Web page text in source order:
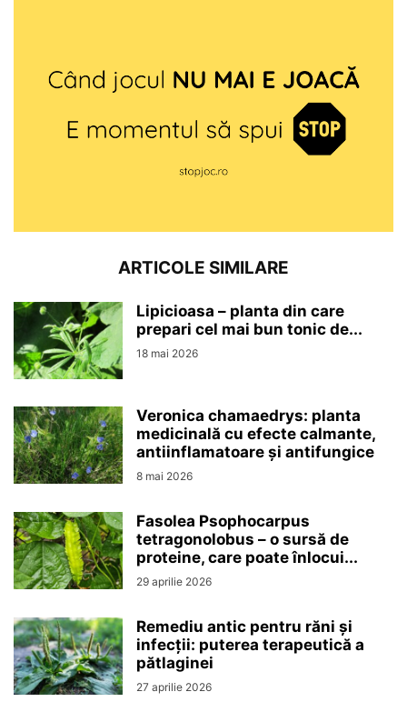
ARTICOLE SIMILARE
Lipicioasa – planta din care
prepari cel mai bun tonic de...
18 mai 2026
Veronica chamaedrys: planta
medicinală cu efecte calmante,
antiinflamatoare și antifungice
8 mai 2026
Fasolea Psophocarpus
tetragonolobus – o sursă de
proteine, care poate înlocui...
29 aprilie 2026
Remediu antic pentru răni și
infecții: puterea terapeutică a
pătlaginei
27 aprilie 2026